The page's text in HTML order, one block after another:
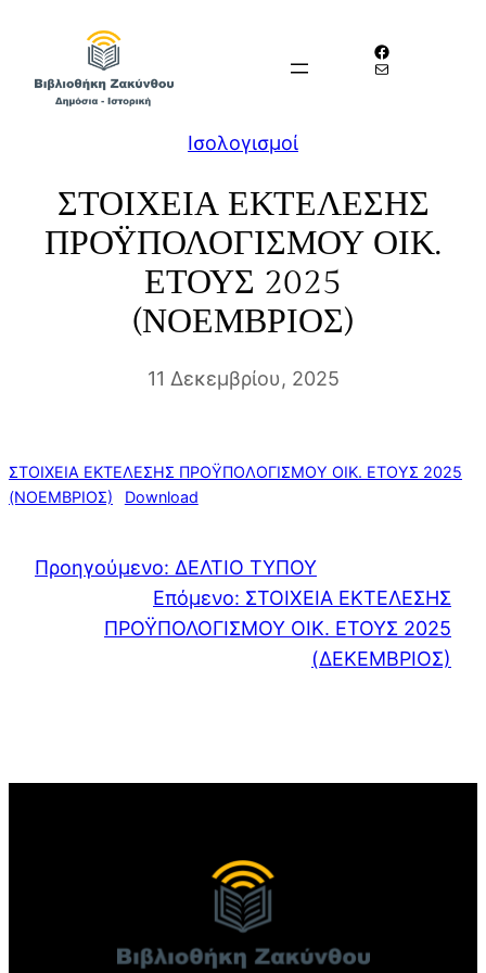
περιεχόμενο
Facebook
Mail
Iσολογισμοί
ΣΤΟΙΧΕΙΑ ΕΚΤΕΛΕΣΗΣ
ΠΡΟΫΠΟΛΟΓΙΣΜΟΥ ΟΙΚ.
ΕΤΟΥΣ 2025
(ΝΟΕΜΒΡΙΟΣ)
11 Δεκεμβρίου, 2025
ΣΤΟΙΧΕΙΑ ΕΚΤΕΛΕΣΗΣ ΠΡΟΫΠΟΛΟΓΙΣΜΟΥ ΟΙΚ. ΕΤΟΥΣ 2025
(ΝΟΕΜΒΡΙΟΣ)
Download
Προηγούμενο: ΔΕΛΤΙΟ ΤΥΠΟΥ
Επόμενο: ΣΤΟΙΧΕΙΑ ΕΚΤΕΛΕΣΗΣ
ΠΡΟΫΠΟΛΟΓΙΣΜΟΥ ΟΙΚ. ΕΤΟΥΣ 2025
(ΔΕΚΕΜΒΡΙΟΣ)